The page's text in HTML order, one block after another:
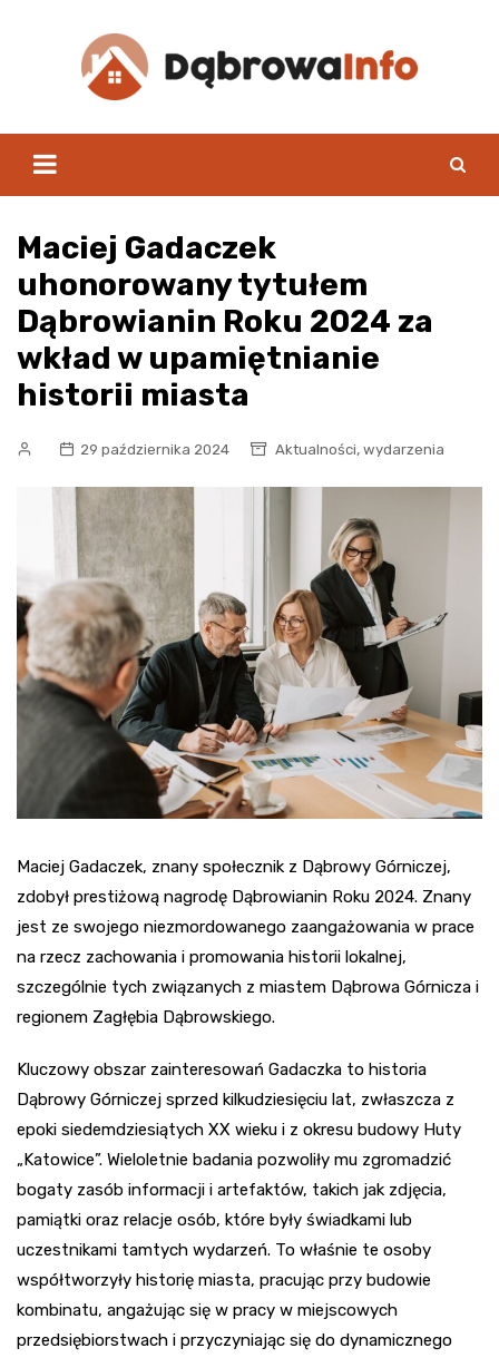
Maciej Gadaczek
uhonorowany tytułem
Dąbrowianin Roku 2024 za
wkład w upamiętnianie
historii miasta
29 października 2024 Aktualności, wydarzenia
Maciej Gadaczek, znany społecznik z Dąbrowy Górniczej,
zdobył prestiżową nagrodę Dąbrowianin Roku 2024. Znany
jest ze swojego niezmordowanego zaangażowania w prace
na rzecz zachowania i promowania historii lokalnej,
szczególnie tych związanych z miastem Dąbrowa Górnicza i
regionem Zagłębia Dąbrowskiego.
Kluczowy obszar zainteresowań Gadaczka to historia
Dąbrowy Górniczej sprzed kilkudziesięciu lat, zwłaszcza z
epoki siedemdziesiątych XX wieku i z okresu budowy Huty
„Katowice”. Wieloletnie badania pozwoliły mu zgromadzić
bogaty zasób informacji i artefaktów, takich jak zdjęcia,
pamiątki oraz relacje osób, które były świadkami lub
uczestnikami tamtych wydarzeń. To właśnie te osoby
współtworzyły historię miasta, pracując przy budowie
kombinatu, angażując się w pracy w miejscowych
przedsiębiorstwach i przyczyniając się do dynamicznego